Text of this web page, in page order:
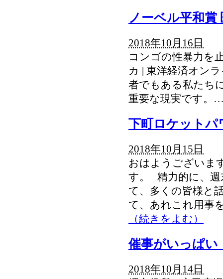
ノーベル平和
2018年10月16日
コンゴの性暴力を
カ | 東洋経済オン
者でもある私たち
重要な現実です。
下町ロケット
2018年10月15日
おはようございま
す。 精力的に、週
て、多くの皆様と
て、あれこれ用事
（続きをよむ）
催事がいっぱ
2018年10月14日